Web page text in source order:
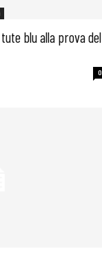
blu alla prova del
0